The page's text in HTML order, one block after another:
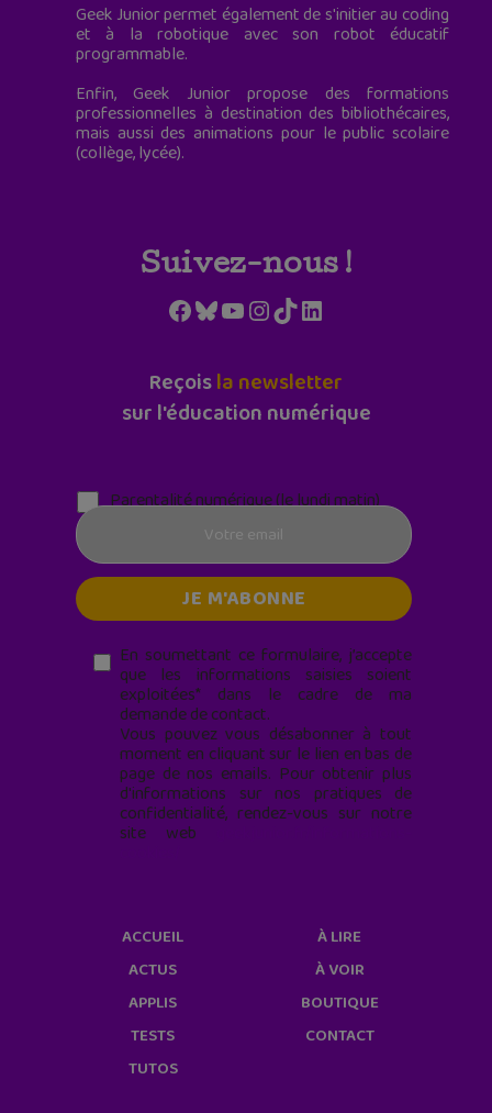
Geek Junior permet également de s'initier au coding
et à la robotique avec son robot éducatif
programmable.
Enfin, Geek Junior propose des formations
professionnelles à destination des bibliothécaires,
mais aussi des animations pour le public scolaire
(collège, lycée).
Suivez-nous !
Facebook
Bluesky
YouTube
Instagram
TikTokLinkedIn
Reçoisla newsletter
sur l'éducation numérique
Parentalité numérique (le lundi matin)
En soumettant ce formulaire, j’accepte
que les informations saisies soient
exploitées* dans le cadre de ma
demande de contact.
Vous pouvez vous désabonner à tout
moment en cliquant sur le lien en bas de
page de nos emails. Pour obtenir plus
d'informations sur nos pratiques de
confidentialité, rendez-vous sur notre
site web
ACCUEIL
ACTUS
APPLIS
TESTS
TUTOS
À LIRE
À VOIR
BOUTIQUE
CONTACT